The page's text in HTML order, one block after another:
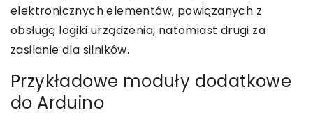
elektronicznych elementów, powiązanych z
obsługą logiki urządzenia, natomiast drugi za
zasilanie dla silników.
Przykładowe moduły dodatkowe
do Arduino